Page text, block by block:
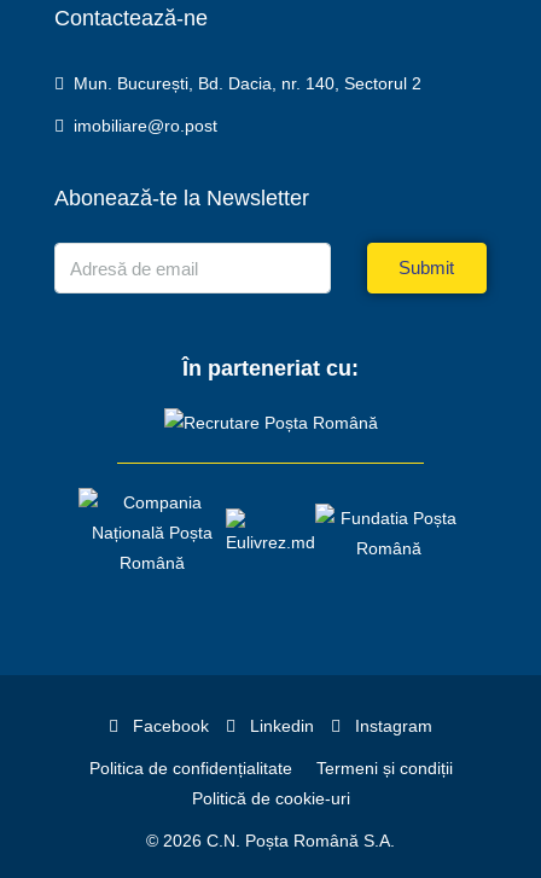
Contactează-ne
Mun. București, Bd. Dacia, nr. 140, Sectorul 2
imobiliare@ro.post
Abonează-te la Newsletter
Submit
În parteneriat cu:
Facebook Linkedin Instagram
Politica de confidențialitate
Termeni și condiții
Politică de cookie-uri
© 2026 C.N. Poșta Română S.A.